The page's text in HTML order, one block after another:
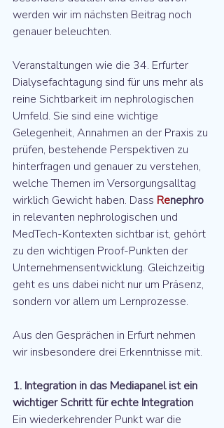
werden wir im nächsten Beitrag noch
genauer beleuchten.
Veranstaltungen wie die 34. Erfurter
Dialysefachtagung sind für uns mehr als
reine Sichtbarkeit im nephrologischen
Umfeld. Sie sind eine wichtige
Gelegenheit, Annahmen an der Praxis zu
prüfen, bestehende Perspektiven zu
hinterfragen und genauer zu verstehen,
welche Themen im Versorgungsalltag
wirklich Gewicht haben. Dass Renephro
in relevanten nephrologischen und
MedTech-Kontexten sichtbar ist, gehört
zu den wichtigen Proof-Punkten der
Unternehmensentwicklung. Gleichzeitig
geht es uns dabei nicht nur um Präsenz,
sondern vor allem um Lernprozesse.
Aus den Gesprächen in Erfurt nehmen
wir insbesondere drei Erkenntnisse mit.
1. Integration in das Mediapanel ist ein
wichtiger Schritt für echte Integration
Ein wiederkehrender Punkt war die